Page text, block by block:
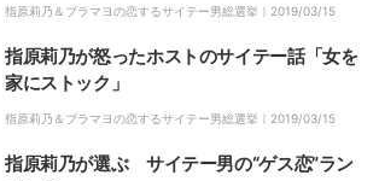
指原莉乃＆ブラマヨの恋するサイテー男総選挙｜ 2019/03/15
指原莉乃が怒ったホストのサイテー話「女を
家にストック」
指原莉乃＆ブラマヨの恋するサイテー男総選挙｜ 2019/03/15
指原莉乃が選ぶ サイテー男の“ゲス恋”ラン